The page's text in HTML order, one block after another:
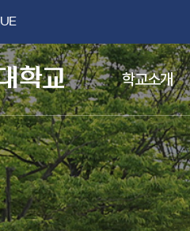
학교소개